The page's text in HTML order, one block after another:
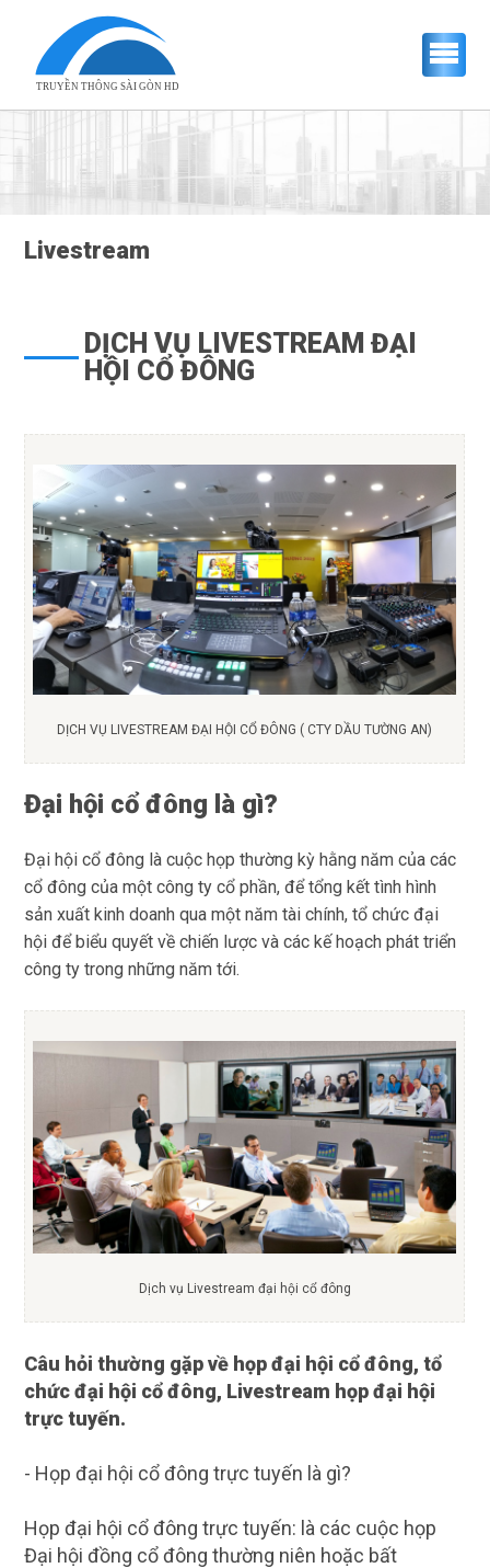
TRUYỀN THÔNG SÀI GÒN HD
Livestream
DỊCH VỤ LIVESTREAM ĐẠI
HỘI CỔ ĐÔNG
DỊCH VỤ LIVESTREAM ĐẠI HỘI CỔ ĐÔNG ( CTY DẦU TƯỜNG AN)
Đại hội cổ đông là gì?
Đại hội cổ đông là cuộc họp thường kỳ hằng năm của các
cổ đông của một công ty cổ phần, để tổng kết tình hình
sản xuất kinh doanh qua một năm tài chính, tổ chức đại
hội để biểu quyết về chiến lược và các kế hoạch phát triển
công ty trong những năm tới.
Dịch vụ Livestream đại hội cổ đông
Câu hỏi thường gặp về họp đại hội cổ đông, tổ
chức đại hội cổ đông, Livestream họp đại hội
trực tuyến.
- Họp đại hội cổ đông trực tuyến là gì?
Họp đại hội cổ đông trực tuyến: là các cuộc họp
Đại hội đồng cổ đông thường niên hoặc bất